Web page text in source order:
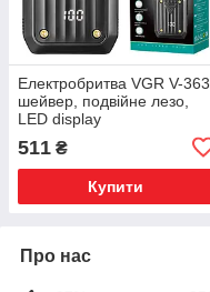
Електробритва VGR V-363
шейвер, подвійне лезо,
LED display
511 ₴
Купити
Про нас